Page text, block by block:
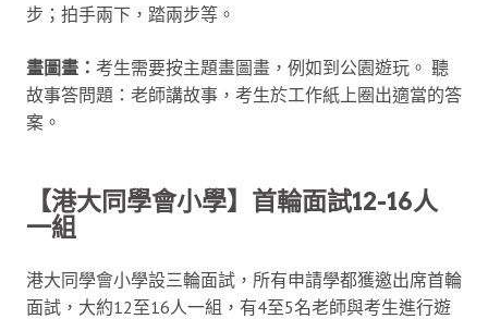
步；拍手兩下，踏兩步等。
畫圖畫： 考生需要按主題畫圖畫，例如到公園遊玩。 聽
故事答問題：老師講故事，考生於工作紙上圈出適當的答
案。
【港大同學會小學】首輪面試12-16人
一組
港大同學會小學設三輪面試，所有申請學都獲邀出席首輪
面試，大約12至16人一組，有4至5名老師與考生進行遊